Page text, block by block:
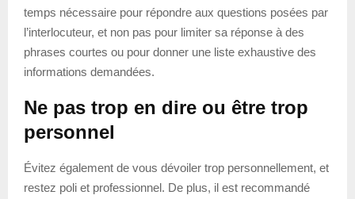
temps nécessaire pour répondre aux questions posées par
l’interlocuteur, et non pas pour limiter sa réponse à des
phrases courtes ou pour donner une liste exhaustive des
informations demandées.
Ne pas trop en dire ou être trop
personnel
Évitez également de vous dévoiler trop personnellement, et
restez poli et professionnel. De plus, il est recommandé